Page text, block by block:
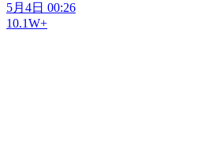
5月4日 00:26
10.1W+